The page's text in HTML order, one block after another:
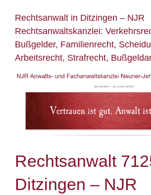
Rechtsanwalt in Ditzingen – NJR
Rechtsanwaltskanzlei:
Bußgelder, Familienrecht,
Arbeitsrecht, Strafrecht,
Rechtsanwalt
Ditzingen – NJR